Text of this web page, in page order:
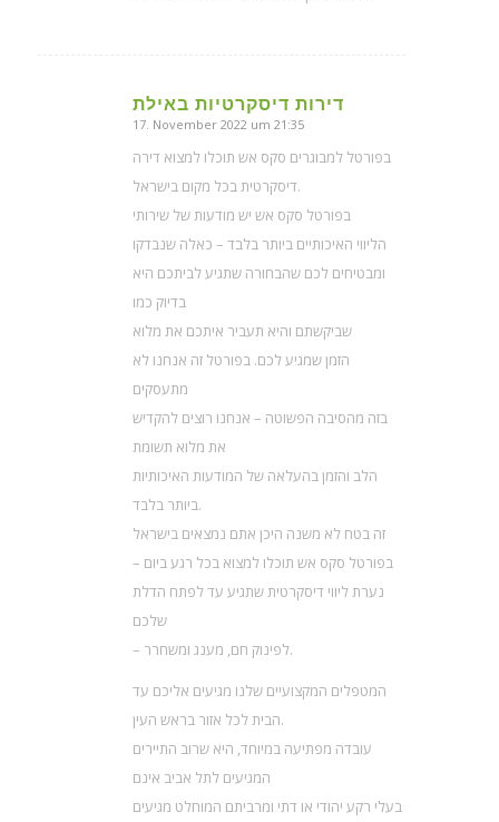
דירות דיסקרטיות באילת
sagte:
17. November 2022 um 21:35
בפורטל למבוגרים סקס אש תוכלו למצוא דירה
דיסקרטית בכל מקום בישראל.
בפורטל סקס אש יש מודעות של שירותי
הליווי האיכותיים ביותר בלבד – כאלה שנבדקו
ומבטיחים לכם שהבחורה שתגיע לביתכם היא
בדיוק כמו
שביקשתם והיא תעביר איתכם את מלוא
הזמן שמגיע לכם. בפורטל זה אנחנו לא
מתעסקים
בזה מהסיבה הפשוטה – אנחנו רוצים להקדיש
את מלוא תשומת
הלב והזמן בהעלאה של המודעות האיכותיות
ביותר בלבד.
זה בטח לא משנה היכן אתם נמצאים בישראל
– בפורטל סקס אש תוכלו למצוא בכל רגע ביום
נערת ליווי דיסקרטית שתגיע עד לפתח הדלת
שלכם
– לפינוק חם, מענג ומשחרר.
המטפלים המקצועיים שלנו מגיעים אליכם עד
הבית לכל אזור בראש העין.
עובדה מפתיעה במיוחד, היא שרוב התיירים
המגיעים לתל אביב אינם
בעלי רקע יהודי או דתי ומרביתם המוחלט מגיעים